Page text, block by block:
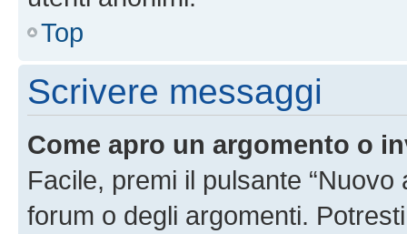
Top
Scrivere messaggi
Come apro un argomento o
Facile, premi il pulsante
forum o degli argomenti.